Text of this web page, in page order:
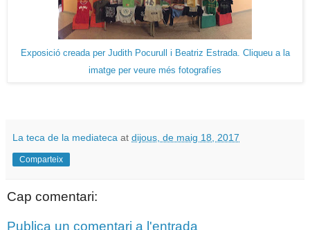
Exposició creada per Judith Pocurull i Beatriz Estrada. Cliqueu a la
imatge per veure més fotografíes
La teca de la mediateca at dijous, de maig 18, 2017
Comparteix
Cap comentari:
Publica un comentari a l'entrada